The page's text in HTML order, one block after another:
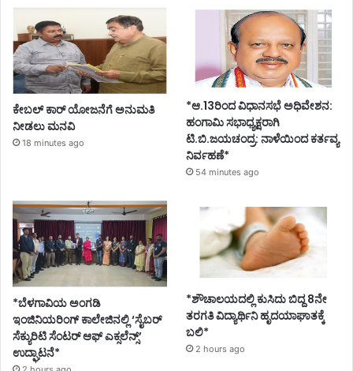
ಕೇಬಲ್ ಕಾರ್ ಯೋಜನೆಗೆ ಅನುಮತಿ
ನೀಡಲು ಮನವಿ
18 minutes ago
*ಆ.13ರಿಂದ ವಿಧಾನಸಭೆ ಅಧಿವೇಶನ:
ಹಂಗಾಮಿ ಸಭಾಧ್ಯಕ್ಷರಾಗಿ
ಟಿ.ಬಿ.ಜಯಚಂದ್ರ: ನಾಳೆಯಿಂದ ಕರ್ತವ್ಯ
ನಿರ್ವಹಣೆ*
54 minutes ago
*ಬೆಳಗಾವಿಯ ಅಂಗಡಿ
ಇಂಜಿನಿಯರಿಂಗ್ ಕಾಲೇಜಿನಲ್ಲಿ ‘ಸೈಬರ್
ಸೆಕ್ಯುರಿಟಿ ಸೆಂಟರ್ ಆಫ್ ಎಕ್ಸಲೆನ್ಸ್’
ಉದ್ಘಾಟನೆ*
*ಶೌಚಾಲಯದಲ್ಲಿ ಕುಸಿದು ಬಿದ್ದ 8ನೇ
ತರಗತಿ ವಿದ್ಯಾರ್ಥಿನಿ ಹೃದಯಾಘಾತಕ್ಕೆ
ಬಲಿ*
2 hours ago